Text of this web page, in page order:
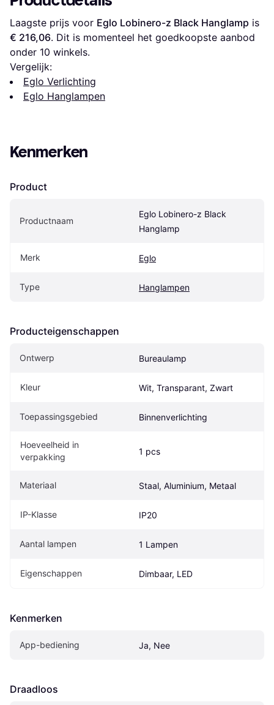
Laagste prijs voor Eglo Lobinero-z Black Hanglamp
€ 216,06. Dit is momenteel het goedkoopste aanbod
onder 10 winkels.
Vergelijk:
Eglo Verlichting
Eglo Hanglampen
Kenmerken
Product
Productnaam
Eglo Lobinero-z Black
Hanglamp
Merk Eglo
Type Hanglampen
Producteigenschappen
Ontwerp Bureaulamp
Kleur Wit, Transparant, Zwart
Toepassingsgebied Binnenverlichting
Hoeveelheid in
verpakking
1 pcs
Materiaal Staal, Aluminium, Metaal
IP-Klasse IP20
Aantal lampen 1 Lampen
Eigenschappen Dimbaar, LED
Kenmerken
App-bediening Ja, Nee
Draadloos